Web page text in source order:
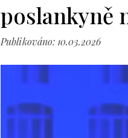
poslankyně
Publikováno: 10.03.2026